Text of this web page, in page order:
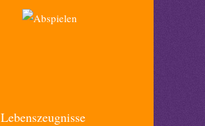
Lebenszeugnisse